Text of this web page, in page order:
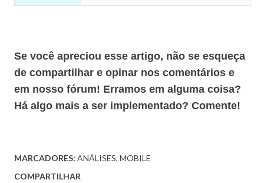
Se você apreciou esse artigo, não se esqueça
de compartilhar e opinar nos comentários e
em nosso fórum! Erramos em alguma coisa?
Há algo mais a ser implementado? Comente!
MARCADORES: ANÁLISES MOBILE
COMPARTILHAR